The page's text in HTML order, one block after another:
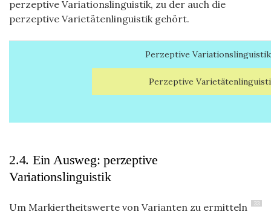
perzeptive Variationslinguistik, zu der auch die
perzeptive Varietätenlinguistik gehört.
Perzeptive Variationslinguistik
Perzeptive
2.4. Ein Ausweg: perzeptive
Variationslinguistik
33
Um Markiertheitswerte von Varianten zu ermitteln